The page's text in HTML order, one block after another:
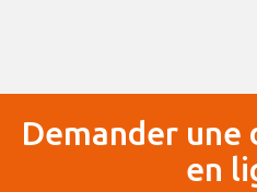
Demander
en